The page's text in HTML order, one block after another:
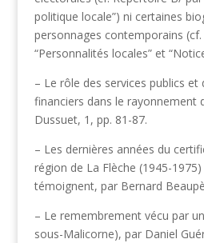
politique locale”) ni certaines
personnages contemporains (cf.
“Personnalités locales” et
– Le rôle des services publics et
financiers dans le rayonnement
Dussuet, 1, pp. 81-87.
– Les dernières années du
région de La Flèche (1945-
témoignent, par Bernard
– Le remembrement vécu par
sous-Malicorne), par Daniel